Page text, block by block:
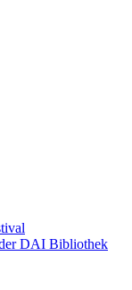
DAI Bibliothek